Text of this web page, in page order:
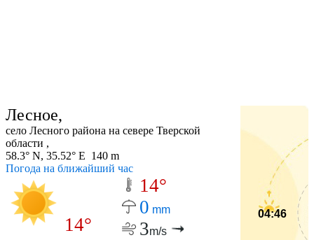
Лесное,
село Лесного района на севере Тверской
области ,
58.3° N, 35.52° E 140 m
Погода на ближайший час
14°
14°
0 mm
3m/s
04:46